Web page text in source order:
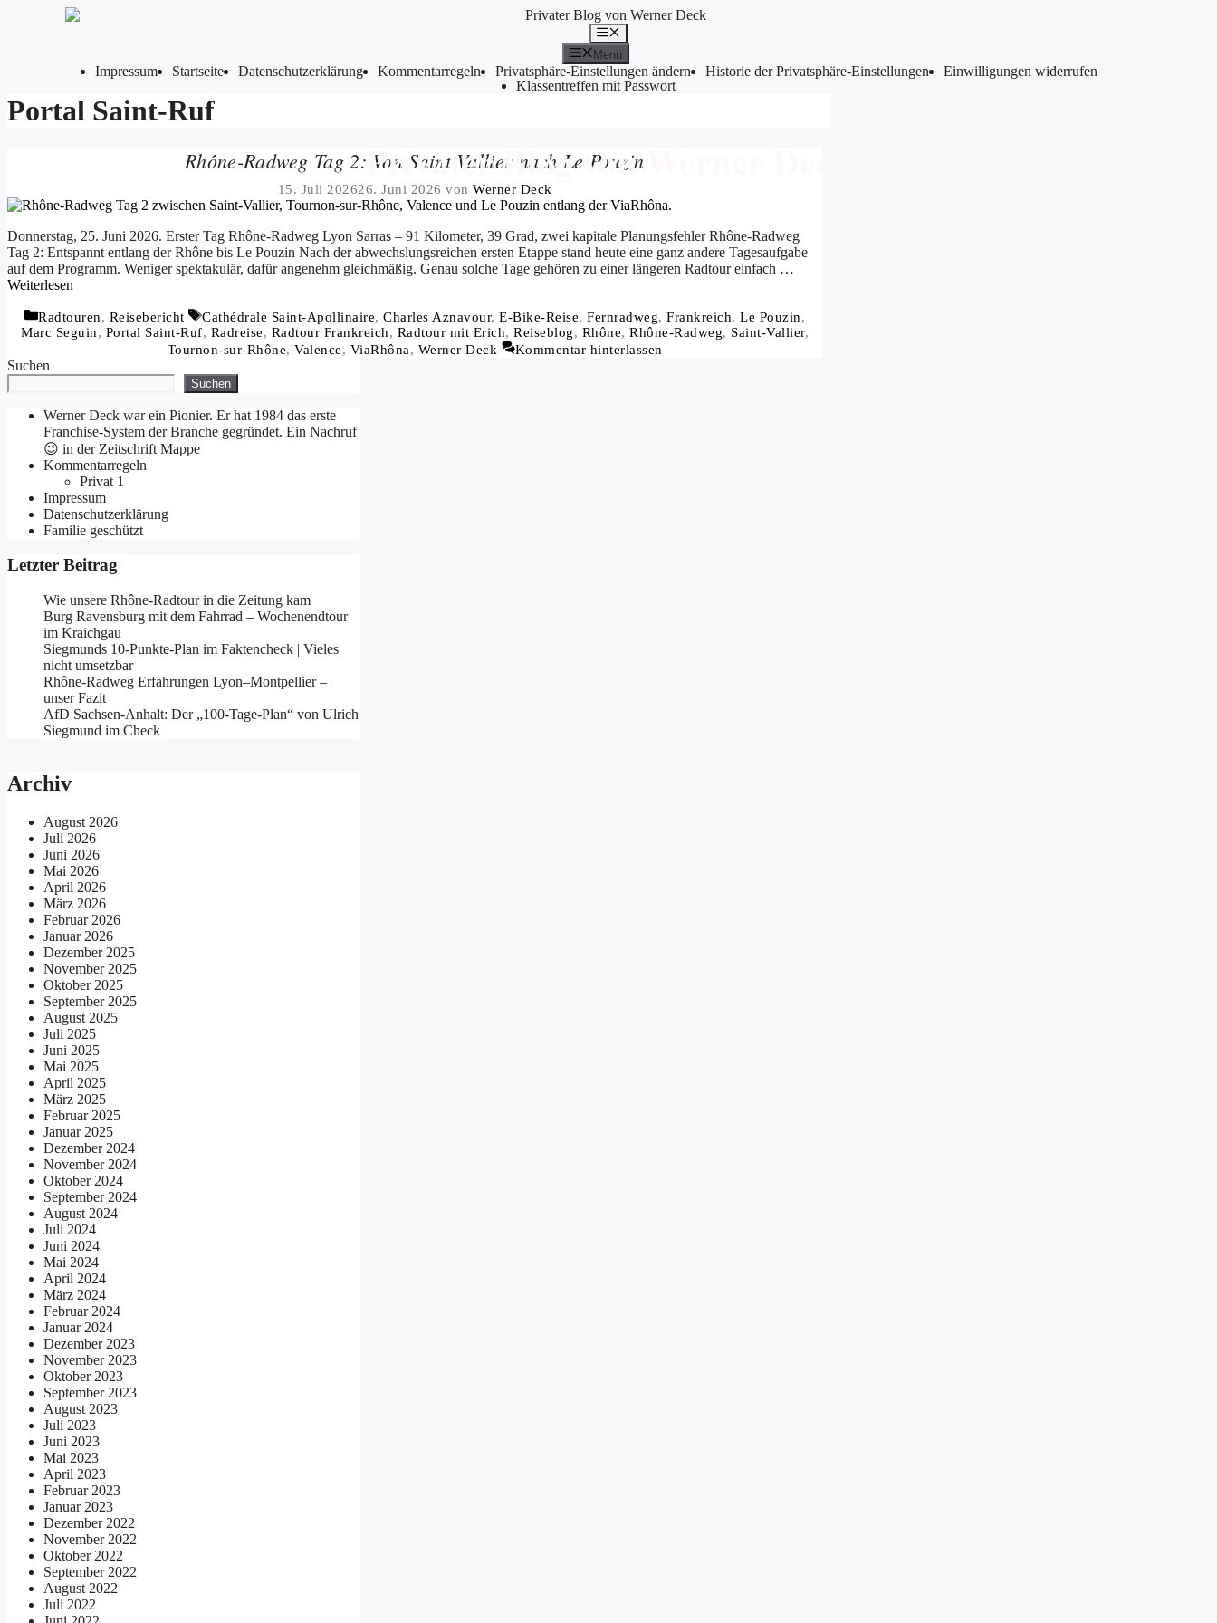
Privater Blog von Werner Deck
Menü
Impressum Startseite Datenschutzerklärung Kommentarregeln Privatsphäre-Einstellungen ändern Historie der Privatsphäre-Einstellungen
Einwilligungen widerrufen
Klassentreffen mit Passwort
Portal Saint-Ruf
Rhône-Radweg Tag 2: Von Saint-Vallier nach Le Pouzin
15. Juli 202626. Juni 2026 von Werner Deck
Donnerstag, 25. Juni 2026. Erster Tag Rhône-Radweg Lyon Sarras – 91 Kilometer, 39 Grad, zwei kapitale Planungsfehler Rhône-Radweg
Tag 2: Entspannt entlang der Rhône bis Le Pouzin Nach der abwechslungsreichen ersten Etappe stand heute eine ganz andere Tagesaufgabe
auf dem Programm. Weniger spektakulär, dafür angenehm gleichmäßig. Genau solche Tage gehören zu einer längeren Radtour einfach …
Weiterlesen
Kategorien
Radtouren, Reisebericht Schlagwörter
Cathédrale Saint-Apollinaire, Charles Aznavour, E-Bike-Reise, Fernradweg, Frankreich, Le Pouzin,
Marc Seguin, Portal Saint-Ruf, Radreise, Radtour Frankreich, Radtour mit Erich, Reiseblog, Rhône, Rhône-Radweg, Saint-Vallier,
Tournon-sur-Rhône, Valence, ViaRhôna, Werner Deck Kommentar hinterlassen
Suchen
Suchen
Werner Deck war ein Pionier. Er hat 1984 das erste
Franchise-System der Branche gegründet. Ein Nachruf
😉 in der Zeitschrift Mappe
Kommentarregeln
Privat 1
Impressum
Datenschutzerklärung
Familie geschützt
Letzter Beitrag
Wie unsere Rhône-Radtour in die Zeitung kam
Burg Ravensburg mit dem Fahrrad – Wochenendtour
im Kraichgau
Siegmunds 10-Punkte-Plan im Faktencheck | Vieles
nicht umsetzbar
Rhône-Radweg Erfahrungen Lyon–Montpellier –
unser Fazit
AfD Sachsen-Anhalt: Der „100-Tage-Plan“ von Ulrich
Siegmund im Check
Archiv
August 2026
Juli 2026
Juni 2026
Mai 2026
April 2026
März 2026
Februar 2026
Januar 2026
Dezember 2025
November 2025
Oktober 2025
September 2025
August 2025
Juli 2025
Juni 2025
Mai 2025
April 2025
März 2025
Februar 2025
Januar 2025
Dezember 2024
November 2024
Oktober 2024
September 2024
August 2024
Juli 2024
Juni 2024
Mai 2024
April 2024
März 2024
Februar 2024
Januar 2024
Dezember 2023
November 2023
Oktober 2023
September 2023
August 2023
Juli 2023
Juni 2023
Mai 2023
April 2023
Februar 2023
Januar 2023
Dezember 2022
November 2022
Oktober 2022
September 2022
August 2022
Juli 2022